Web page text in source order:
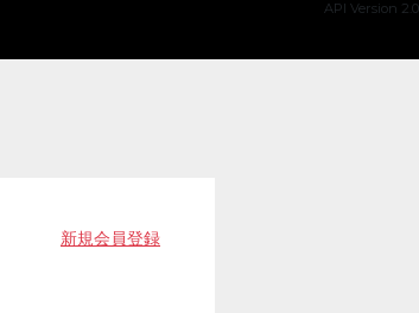
API Version 2.0
新規会員登録